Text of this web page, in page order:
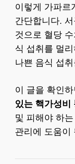
이렇게 가파르
간단합니다.
것으로 혈당
식 섭취를 멀
나쁜 음식 섭
이 글을 확인하
있는 핵가성비
및 피해야 하
관리에 도움이